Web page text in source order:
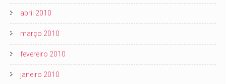
abril 2010
março 2010
fevereiro 2010
janeiro 2010